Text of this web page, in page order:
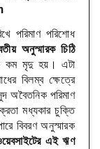
পরিমাণ পরিশোধ
অনুস্মারক চিঠি
কম মৃদু হয়। এটা
বিলম্ব ক্ষেত্রে
অবৈতনিক পরিমাণ
মধ্যকার চুক্তি
বিবরণ অনুস্মারক
এই ঋণ